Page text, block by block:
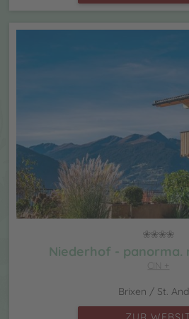
Niederhof - panorma.
CIN +
Brixen / St.